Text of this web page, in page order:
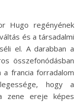
és a társadalmi
el. A darabban a
összefonódásban
francia forradalom
hogy a
zene ereje képes